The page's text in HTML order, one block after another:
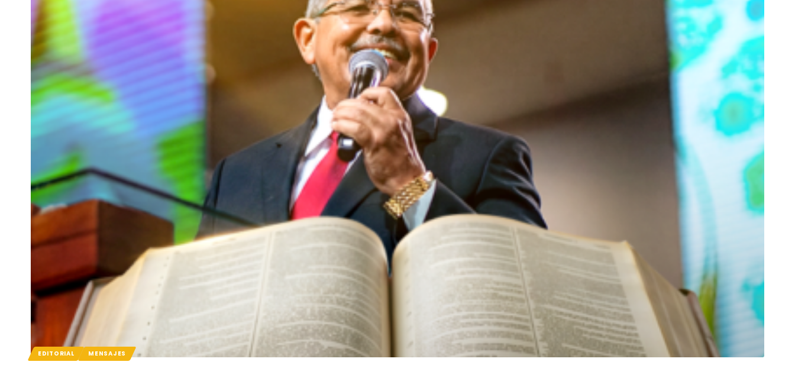
EDITORIAL MENSAJES